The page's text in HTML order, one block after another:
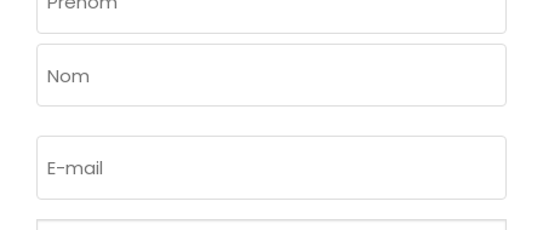
(NÉCESSAIRE)
Prénom
mail